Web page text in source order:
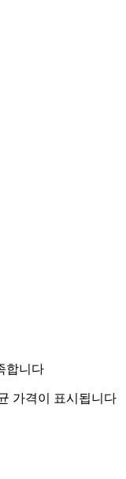
합니다
가격이 표시됩니다